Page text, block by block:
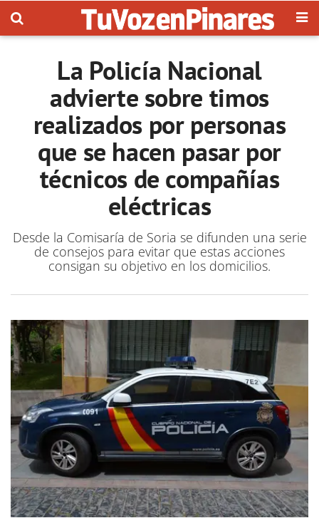
La Policía Nacional
advierte sobre timos
realizados por personas
que se hacen pasar por
técnicos de compañías
eléctricas
Desde la Comisaría de Soria se difunden una serie
de consejos para evitar que estas acciones
consigan su objetivo en los domicilios.